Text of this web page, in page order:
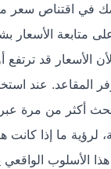
اقتناص سعر
الأسعار بشكل
قد ترتفع أو
عند استخدام
من مرة عبر نفس
ما إذا كانت هناك
الواقعي يمنحك